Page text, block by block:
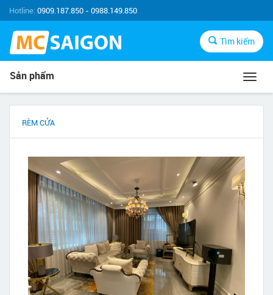
Hotline:0909.187.850 - 0988.149.850
Tìm kiếm
Sản phẩm
RÈM CỬA